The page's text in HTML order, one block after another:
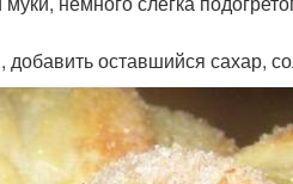
оставшийся сахар,